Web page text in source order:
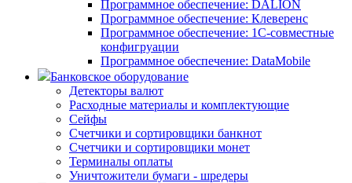
Программное обеспечение: DALION
Программное обеспечение: Клеверенс
Программное обеспечение: 1С-совместные
конфигруации
Программное обеспечение: DataMobile
Банковское оборудование
Детекторы валют
Расходные материалы и комплектующие
Сейфы
Счетчики и сортировщики банкнот
Счетчики и сортировщики монет
Терминалы оплаты
Уничтожители бумаги - шредеры